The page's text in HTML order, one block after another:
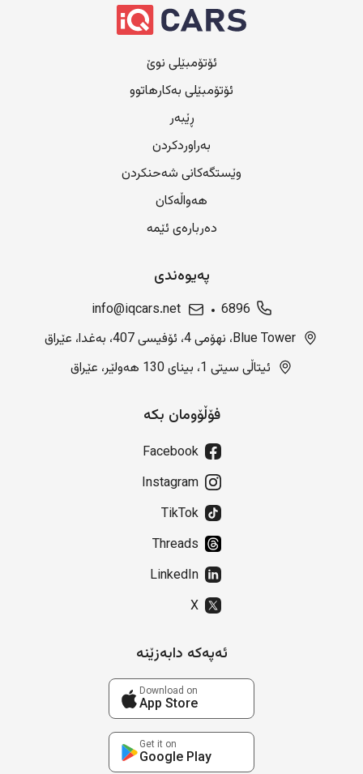
ئۆتۆمبێلی نوێ
ئۆتۆمبێلی بەکارهاتوو
ڕێبەر
بەراوردکردن
وێستگەکانی شەحنکردن
هەواڵەکان
دەربارەی ئێمە
پەیوەندی
6896
info@iqcars.net
Blue Tower، نهۆمی 4، ئۆفیسی 407، بەغدا، عێراق
ئیتاڵی سیتی 1، بینای 130 هەولێر، عێراق
فۆڵۆومان بکە
Facebook
Instagram
TikTok
Threads
LinkedIn
X
ئەپەکە دابەزێنە
Download on
App Store
Get it on
Google Play